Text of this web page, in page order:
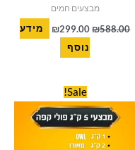
מבצעים חמים
₪588.00
₪299.00
מידע
נוסף
Sale!
המחיר
המקורי
היה:
₪479.00.
הנוכחי
הוא:
₪299.00.